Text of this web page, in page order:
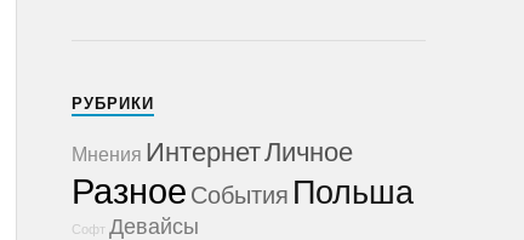
РУБРИКИ
Мнения ИнтернетЛичное
Разное События Польша
Софт Девайсы